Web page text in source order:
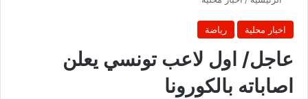
اخبار محلية رياضة
عاجل/ اول لاعب تونسي يعلن
اصاباته بالكورونا